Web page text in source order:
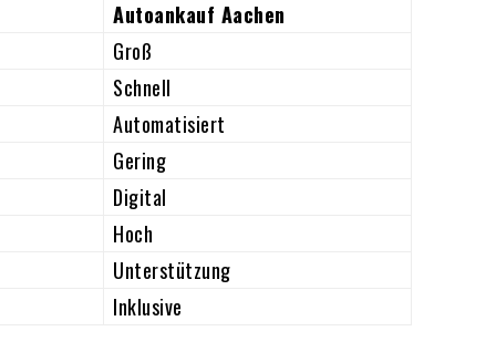
Autoankauf Aachen
Groß
Schnell
Automatisiert
Gering
Digital
Hoch
Unterstützung
Inklusive